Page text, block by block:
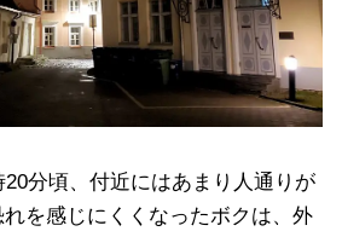
分頃、付近にはあまり人通りが
を感じにくくなったボクは、外